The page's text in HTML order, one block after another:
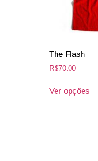
The Flash
R$70.00
Ver opções